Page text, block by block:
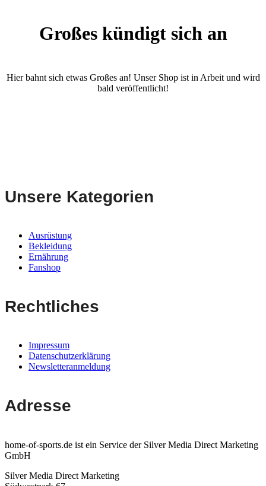
Großes kündigt sich an
Hier bahnt sich etwas Großes an! Unser Shop ist in Arbeit und wird
bald veröffentlicht!
Unsere Kategorien
Ausrüstung
Bekleidung
Ernährung
Fanshop
Rechtliches
Impressum
Datenschutzerklärung
Newsletteranmeldung
Adresse
home-of-sports.de ist ein Service der Silver Media Direct Marketing
GmbH
Silver Media Direct Marketing